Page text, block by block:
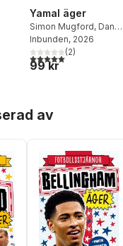
antal röster:
Yamal äger
Simon Mugford, Dan
Green
Inbunden, 2026
5,0utav 5 stjärnor.
(2)
99 kr
av